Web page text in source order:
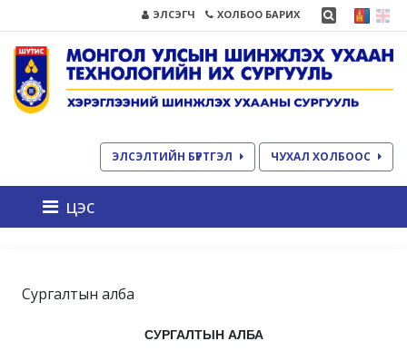
ЭЛСЭГЧ ХОЛБОО БАРИХ
ЭЛСЭЛТИЙН БҮРТГЭЛ ЧУХАЛ ХОЛБООС
цэс
Сургалтын алба
СУРГАЛТЫН АЛБА